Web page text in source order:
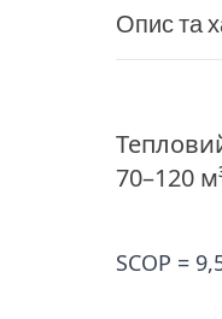
Опис та
70–120
SCOP =